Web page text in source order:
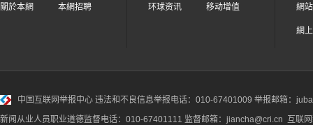
關於本網 本網招聘 环球资讯 移动增值 網
網
中国互联网举报中心 违法和不良信息举报电话：010-67401009 举报邮箱：
新闻从业人员职业道德监督电话：010-67401111 监督邮箱：jiancha@cri.cn 互联